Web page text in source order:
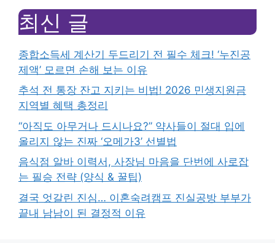
최신 글
종합소득세 계산기 두드리기 전 필수 체크! ‘누진공
제액’ 모르면 손해 보는 이유
추석 전 통장 잔고 지키는 비법! 2026 민생지원금
지역별 혜택 총정리
“아직도 아무거나 드시나요?” 약사들이 절대 입에
올리지 않는 진짜 ‘오메가3’ 선별법
음식점 알바 이력서, 사장님 마음을 단번에 사로잡
는 필승 전략 (양식 & 꿀팁)
결국 엇갈린 진심… 이혼숙려캠프 진실공방 부부가
끝내 남남이 된 결정적 이유